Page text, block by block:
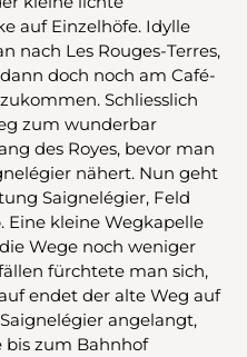
auf Einzelhöfe. Idylle
nach Les Rouges-Terres,
doch noch am Café-
Schliesslich
zum wunderbar
des Royes, bevor man
nähert. Nun geht
Saignelégier, Feld
Eine kleine Wegkapelle
Wege noch weniger
fürchtete man sich,
endet der alte Weg auf
angelangt,
bis zum Bahnhof